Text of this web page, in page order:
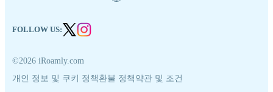
©2026 iRoamly.com
개인 정보 및 쿠키 정책 환불 정책 약관 및 조건
FOLLOW US: